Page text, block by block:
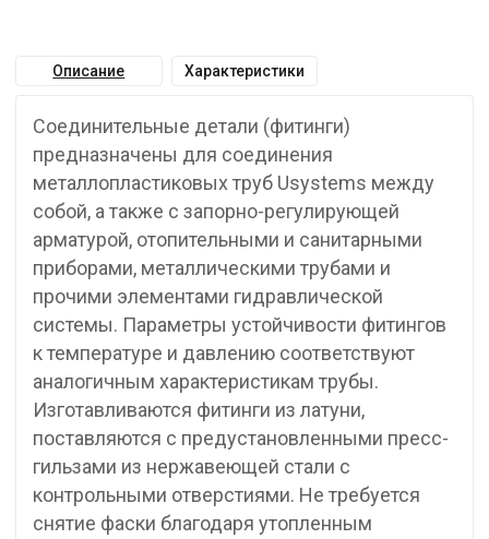
Описание Характеристики
Соединительные детали (фитинги)
предназначены для соединения
металлопластиковых труб Usystems между
собой, а также с запорно-регулирующей
арматурой, отопительными и санитарными
приборами, металлическими трубами и
прочими элементами гидравлической
системы. Параметры устойчивости фитингов
к температуре и давлению соответствуют
аналогичным характеристикам трубы.
Изготавливаются фитинги из латуни,
поставляются с предустановленными пресс-
гильзами из нержавеющей стали с
контрольными отверстиями. Не требуется
снятие фаски благодаря утопленным